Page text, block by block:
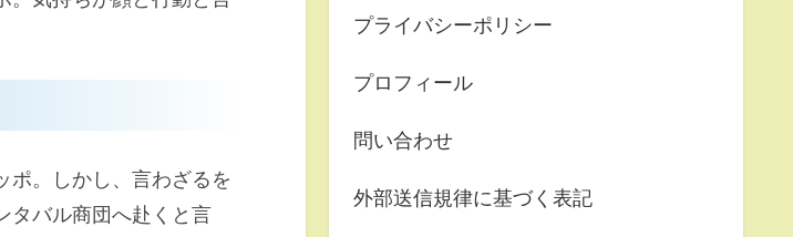
ポ。しかし、言わざるを
タバル商団へ赴くと言
プライバシーポリシー
プロフィール
問い合わせ
外部送信規律に基づく表記